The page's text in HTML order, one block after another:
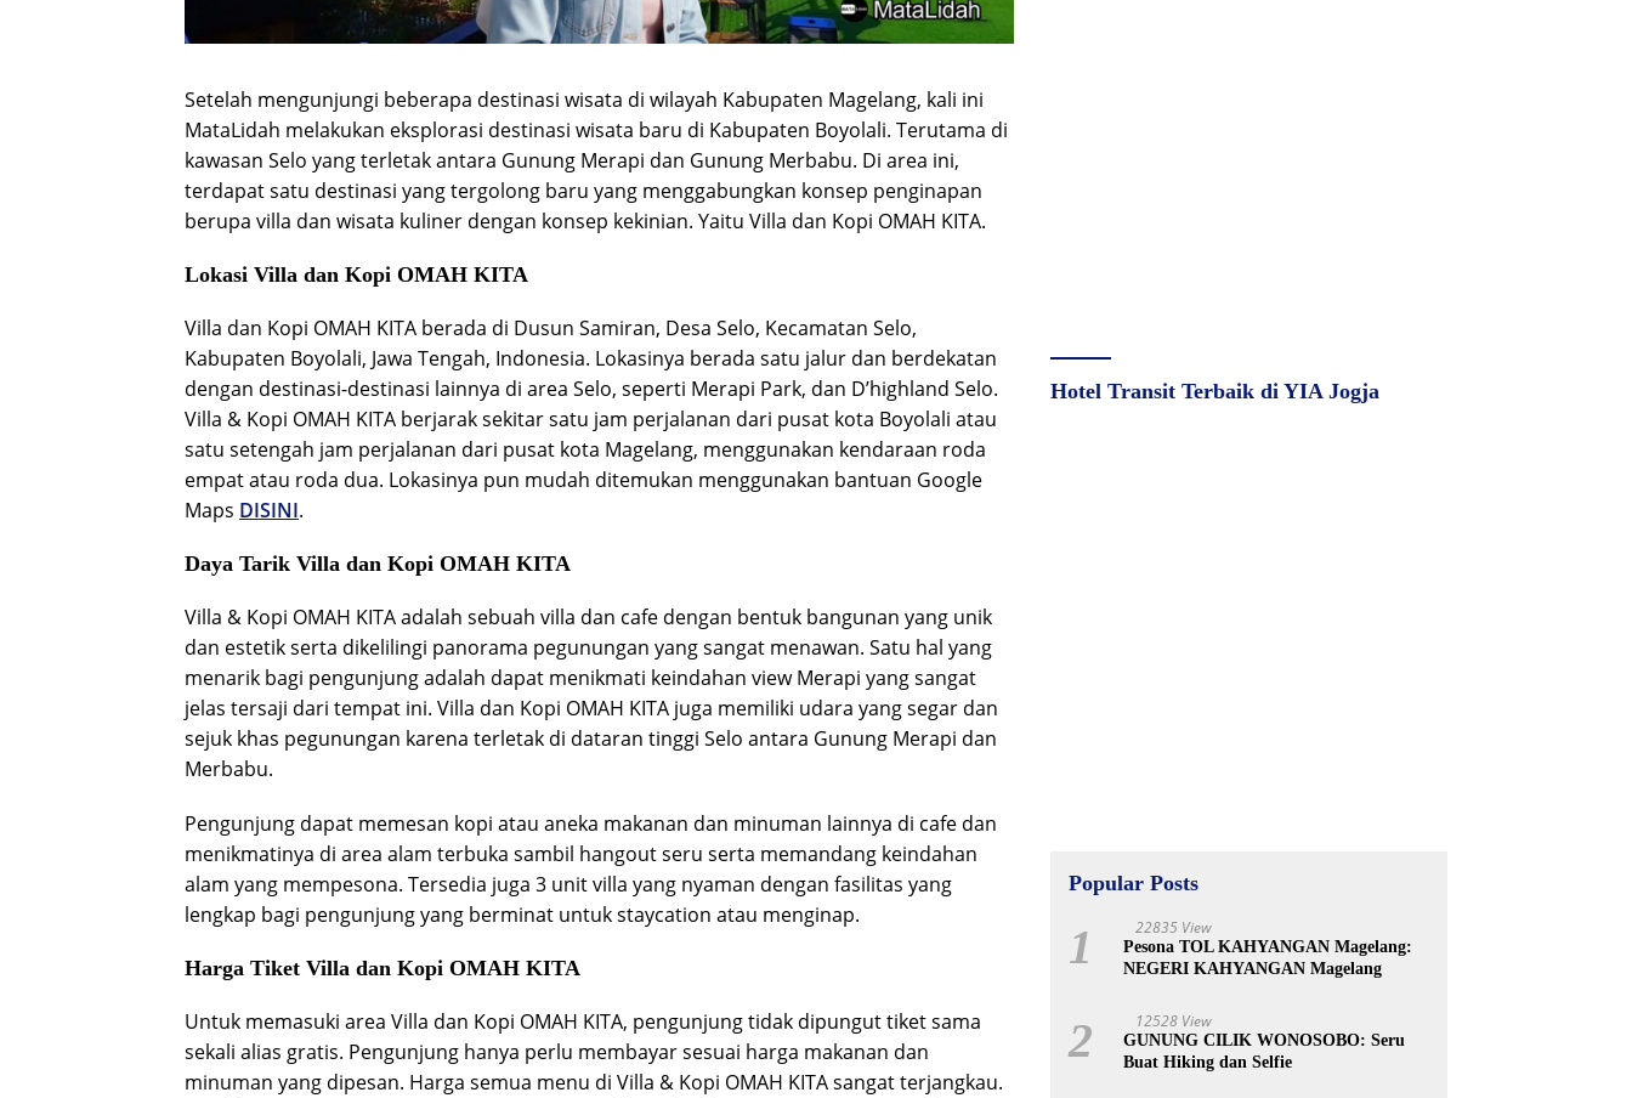
Setelah mengunjungi beberapa destinasi wisata di wilayah Kabupaten Magelang, kali ini
MataLidah melakukan eksplorasi destinasi wisata baru di Kabupaten Boyolali. Terutama di
kawasan Selo yang terletak antara Gunung Merapi dan Gunung Merbabu. Di area ini,
terdapat satu destinasi yang tergolong baru yang menggabungkan konsep penginapan
berupa villa dan wisata kuliner dengan konsep kekinian. Yaitu Villa dan Kopi OMAH KITA.
Lokasi Villa dan Kopi OMAH KITA
Villa dan Kopi OMAH KITA berada di Dusun Samiran, Desa Selo, Kecamatan Selo,
Kabupaten Boyolali, Jawa Tengah, Indonesia. Lokasinya berada satu jalur dan berdekatan
dengan destinasi-destinasi lainnya di area Selo, seperti Merapi Park, dan D’highland Selo.
Villa & Kopi OMAH KITA berjarak sekitar satu jam perjalanan dari pusat kota Boyolali atau
satu setengah jam perjalanan dari pusat kota Magelang, menggunakan kendaraan roda
empat atau roda dua. Lokasinya pun mudah ditemukan menggunakan bantuan Google
Maps DISINI.
Daya Tarik Villa dan Kopi OMAH KITA
Villa & Kopi OMAH KITA adalah sebuah villa dan cafe dengan bentuk bangunan yang unik
dan estetik serta dikelilingi panorama pegunungan yang sangat menawan. Satu hal yang
menarik bagi pengunjung adalah dapat menikmati keindahan view Merapi yang sangat
jelas tersaji dari tempat ini. Villa dan Kopi OMAH KITA juga memiliki udara yang segar dan
sejuk khas pegunungan karena terletak di dataran tinggi Selo antara Gunung Merapi dan
Merbabu.
Pengunjung dapat memesan kopi atau aneka makanan dan minuman lainnya di cafe dan
menikmatinya di area alam terbuka sambil hangout seru serta memandang keindahan
alam yang mempesona. Tersedia juga 3 unit villa yang nyaman dengan fasilitas yang
lengkap bagi pengunjung yang berminat untuk staycation atau menginap.
Harga Tiket Villa dan Kopi OMAH KITA
Untuk memasuki area Villa dan Kopi OMAH KITA, pengunjung tidak dipungut tiket sama
sekali alias gratis. Pengunjung hanya perlu membayar sesuai harga makanan dan
minuman yang dipesan. Harga semua menu di Villa & Kopi OMAH KITA sangat terjangkau.
Hotel Transit Terbaik di YIA Jogja
Popular Posts
1 22835 View
Pesona TOL KAHYANGAN Magelang:
NEGERI KAHYANGAN Magelang
2 12528 View
GUNUNG CILIK WONOSOBO: Seru
Buat Hiking dan Selfie